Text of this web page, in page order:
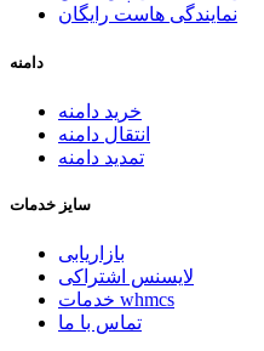
نمایندگی هاست رایگان
دامنه
خرید دامنه
انتقال دامنه
تمدید دامنه
سایز خدمات
بازاریابی
لایسنس اشتراکی
خدمات whmcs
تماس با ما